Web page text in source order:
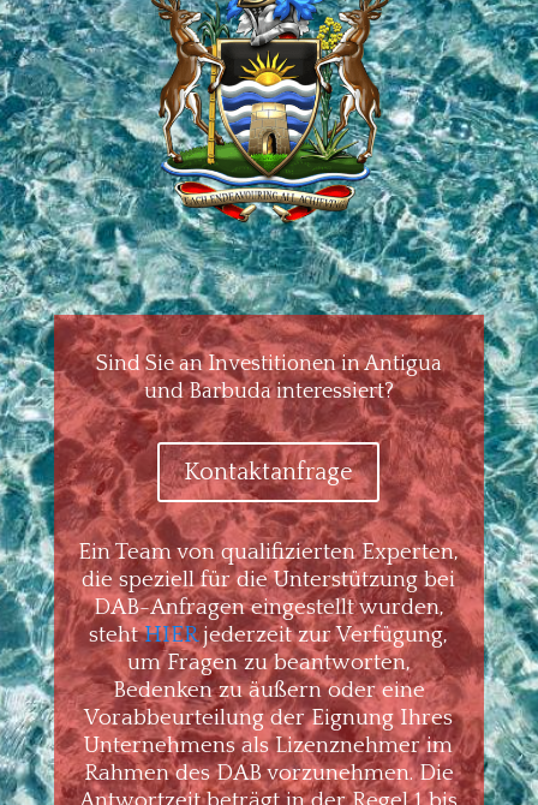
Sind Sie an Investitionen in Antigua
und Barbuda interessiert?
Kontaktanfrage
Ein Team von qualifizierten Experten,
die speziell für die Unterstützung bei
DAB-Anfragen eingestellt wurden,
stehtHIERjederzeit zur Verfügung,
um Fragen zu beantworten,
Bedenken zu äußern oder eine
Vorabbeurteilung der Eignung Ihres
Unternehmens als Lizenznehmer im
Rahmen des DAB vorzunehmen. Die